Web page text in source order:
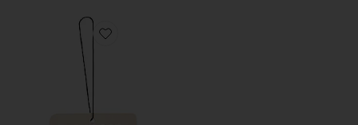
Favorite ОСВЕЖИТЕЛЬ ВОЗДУХА AIR FRESHENER 01